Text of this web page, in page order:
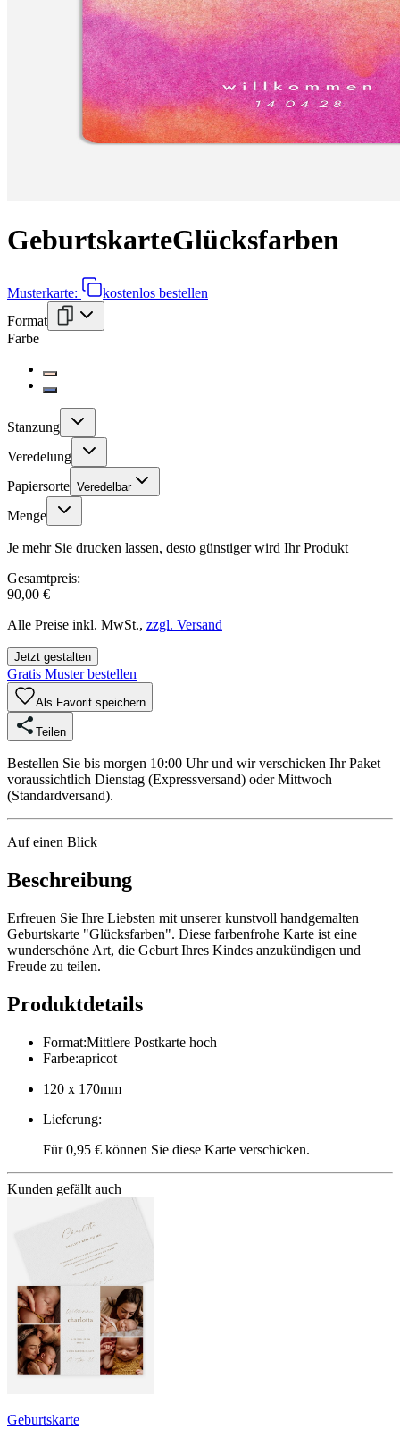
GeburtskarteGlücksfarben
Musterkarte:
kostenlos bestellen
Format
Farbe
Stanzung
Veredelung
Papiersorte Veredelbar
Menge
Je mehr Sie drucken lassen, desto günstiger wird Ihr Produkt
Gesamtpreis:
90,00 €
Alle Preise inkl. MwSt., zzgl. Versand
Jetzt gestalten
Gratis Muster bestellen
Als Favorit speichern
Teilen
Bestellen Sie bis morgen 10:00 Uhr und wir verschicken Ihr Paket
voraussichtlich Dienstag (Expressversand) oder Mittwoch
(Standardversand).
Auf einen Blick
Beschreibung
Erfreuen Sie Ihre Liebsten mit unserer kunstvoll handgemalten
Geburtskarte "Glücksfarben". Diese farbenfrohe Karte ist eine
wunderschöne Art, die Geburt Ihres Kindes anzukündigen und
Freude zu teilen.
Produktdetails
Format:Mittlere Postkarte hoch
Farbe:apricot
120 x 170mm
Lieferung:
Für 0,95 € können Sie diese Karte verschicken.
Kunden gefällt auch
Geburtskarte